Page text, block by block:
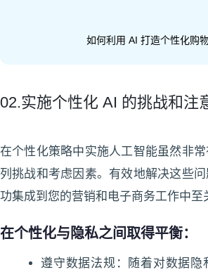
如何利用 AI 打造个性化购
02.实施个性化 AI 的挑战和注
在个性化策略中实施人工智能虽然非
列挑战和考虑因素。有效地解决这些
功集成到您的营销和电子商务工作中至
在个性化与隐私之间取得平衡：
遵守数据法规：随着对数据隐